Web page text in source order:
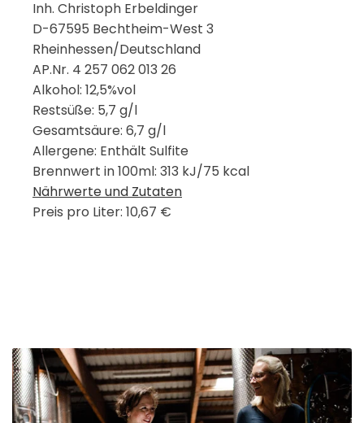
Inh. Christoph Erbeldinger
D-67595 Bechtheim-West 3
Rheinhessen/Deutschland
AP.Nr. 4 257 062 013 26
Alkohol: 12,5%vol
Restsüße: 5,7 g/l
Gesamtsäure: 6,7 g/l
Allergene: Enthält Sulfite
Brennwert in 100ml: 313 kJ/75 kcal
Nährwerte und Zutaten
Preis pro Liter: 10,67 €